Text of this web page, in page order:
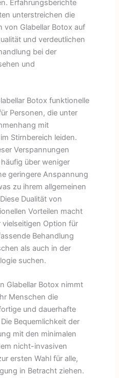
Erfahrungsberichte
unterstreichen die
von Glabellar Botox auf
und verdeutlichen
bei der
und
Botox funktionelle
Personen, die unter
mit
Stirnbereich leiden.
Verspannungen
über weniger
geringere Anspannung
zu ihrem allgemeinen
Dualität von
Vorteilen macht
vielseitigen Option für
Behandlung
als auch in der
suchen.
Glabellar Botox nimmt
Menschen die
und dauerhafte
Bequemlichkeit der
mit den minimalen
nicht-invasiven
ersten Wahl für alle,
in Betracht ziehen.